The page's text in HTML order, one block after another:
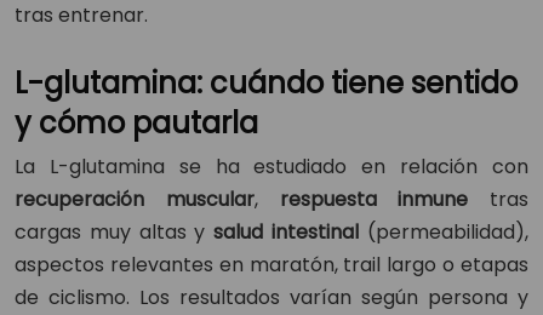
tras entrenar.
L-glutamina: cuándo tiene sentido
y cómo pautarla
La L-glutamina se ha estudiado en relación con
recuperación muscular, respuesta inmune tras
cargas muy altas ysalud intestinal (permeabilidad),
aspectos relevantes en maratón, trail largo o etapas
de ciclismo. Los resultados varían según persona y